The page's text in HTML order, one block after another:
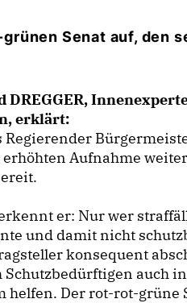
Senat auf, den
DREGGER,
erklärt:
erhöhten Aufnahme
er: Nur wer
und damit nicht
konsequent
auch
helfen. Der rot-rot-grüne